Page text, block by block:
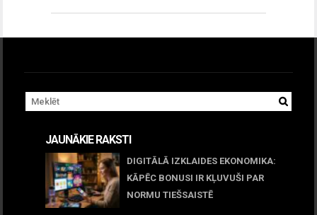
JAUNĀKIE RAKSTI
DIGITĀLĀ IZKLAIDES EKONOMIKA:
KĀPĒC BONUSI IR KĻUVUŠI PAR
NORMU TIEŠSAISTĒ